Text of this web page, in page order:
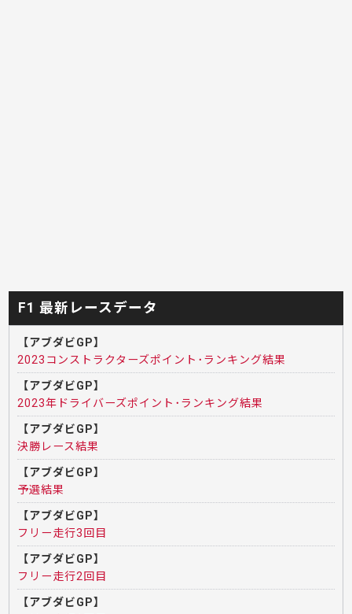
F1 最新レースデータ
【アブダビGP】
2023コンストラクターズポイント･ランキング結果
【アブダビGP】
2023年ドライバーズポイント･ランキング結果
【アブダビGP】
決勝レース結果
【アブダビGP】
予選結果
【アブダビGP】
フリー走行3回目
【アブダビGP】
フリー走行2回目
【アブダビGP】